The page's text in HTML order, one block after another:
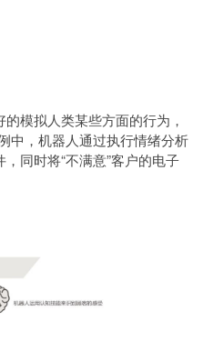
模拟人类某些方面的行为，
中，机器人通过执行情绪分析
同时将“不满意”客户的电子